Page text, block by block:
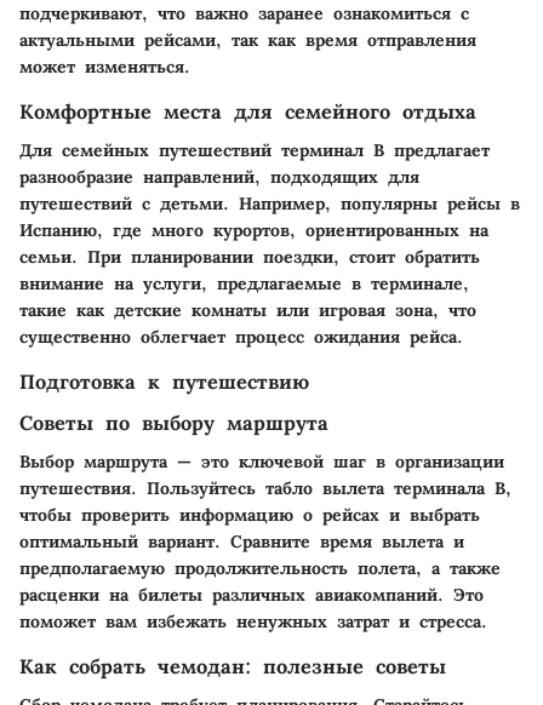
подчеркивают, что важно заранее ознакомиться с
актуальными рейсами, так как время отправления
может изменяться.
Комфортные места для семейного отдыха
Для семейных путешествий терминал B предлагает
разнообразие направлений, подходящих для
путешествий с детьми. Например, популярны рейсы в
Испанию, где много курортов, ориентированных на
семьи. При планировании поездки, стоит обратить
внимание на услуги, предлагаемые в терминале,
такие как детские комнаты или игровая зона, что
существенно облегчает процесс ожидания рейса.
Подготовка к путешествию
Советы по выбору маршрута
Выбор маршрута — это ключевой шаг в организации
путешествия. Пользуйтесь табло вылета терминала B,
чтобы проверить информацию о рейсах и выбрать
оптимальный вариант. Сравните время вылета и
предполагаемую продолжительность полета, а также
расценки на билеты различных авиакомпаний. Это
поможет вам избежать ненужных затрат и стресса.
Как собрать чемодан: полезные советы